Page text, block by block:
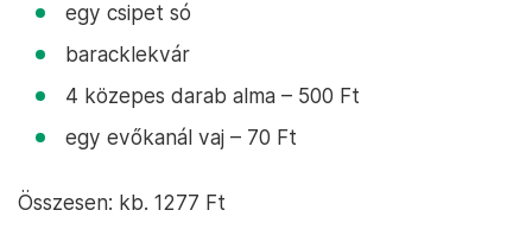
egy csipet só
baracklekvár
4 közepes darab alma – 500 Ft
egy evőkanál vaj – 70 Ft
Összesen: kb. 1277 Ft